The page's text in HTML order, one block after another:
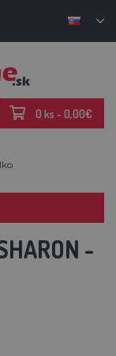
0 ks - 0,00€
-